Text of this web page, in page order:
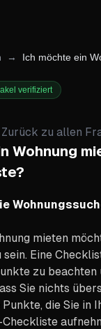
→
verifiziert
Zurück zu allen
Wohnung
mieten
Eine
zu beachten
Sie nichts
die Sie in